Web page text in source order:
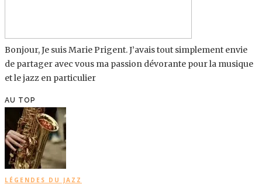
Bonjour, Je suis Marie Prigent. J’avais tout simplement envie
de partager avec vous ma passion dévorante pour la musique
et le jazz en particulier
AU TOP
LÉGENDES DU JAZZ